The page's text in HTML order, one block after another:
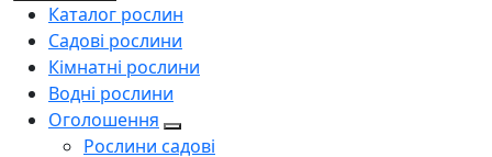
Каталог рослин
Садові рослини
Кімнатні рослини
Водні рослини
Оголошення
Рослини садові